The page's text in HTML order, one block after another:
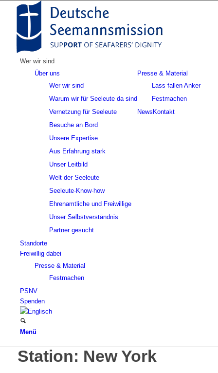
Wer wir sind
Über uns
Wer wir sind
Warum wir für Seeleute da sind
Vernetzung für Seeleute
Besuche an Bord
Unsere Expertise
Aus Erfahrung stark
Unser Leitbild
Welt der Seeleute
Seeleute-Know-how
Ehrenamtliche und Freiwillige
Unser Selbstverständnis
Partner gesucht
Presse & Material
Lass fallen Anker
Festmachen
News Kontakt
Standorte
Freiwillig dabei
Presse & Material
Festmachen
PSNV
Spenden
Menü
Station: New York